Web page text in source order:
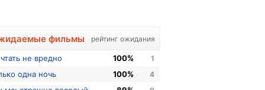
фильмы рейтинг ожидания
не вредно 100% 1
одна ночь 100% 4